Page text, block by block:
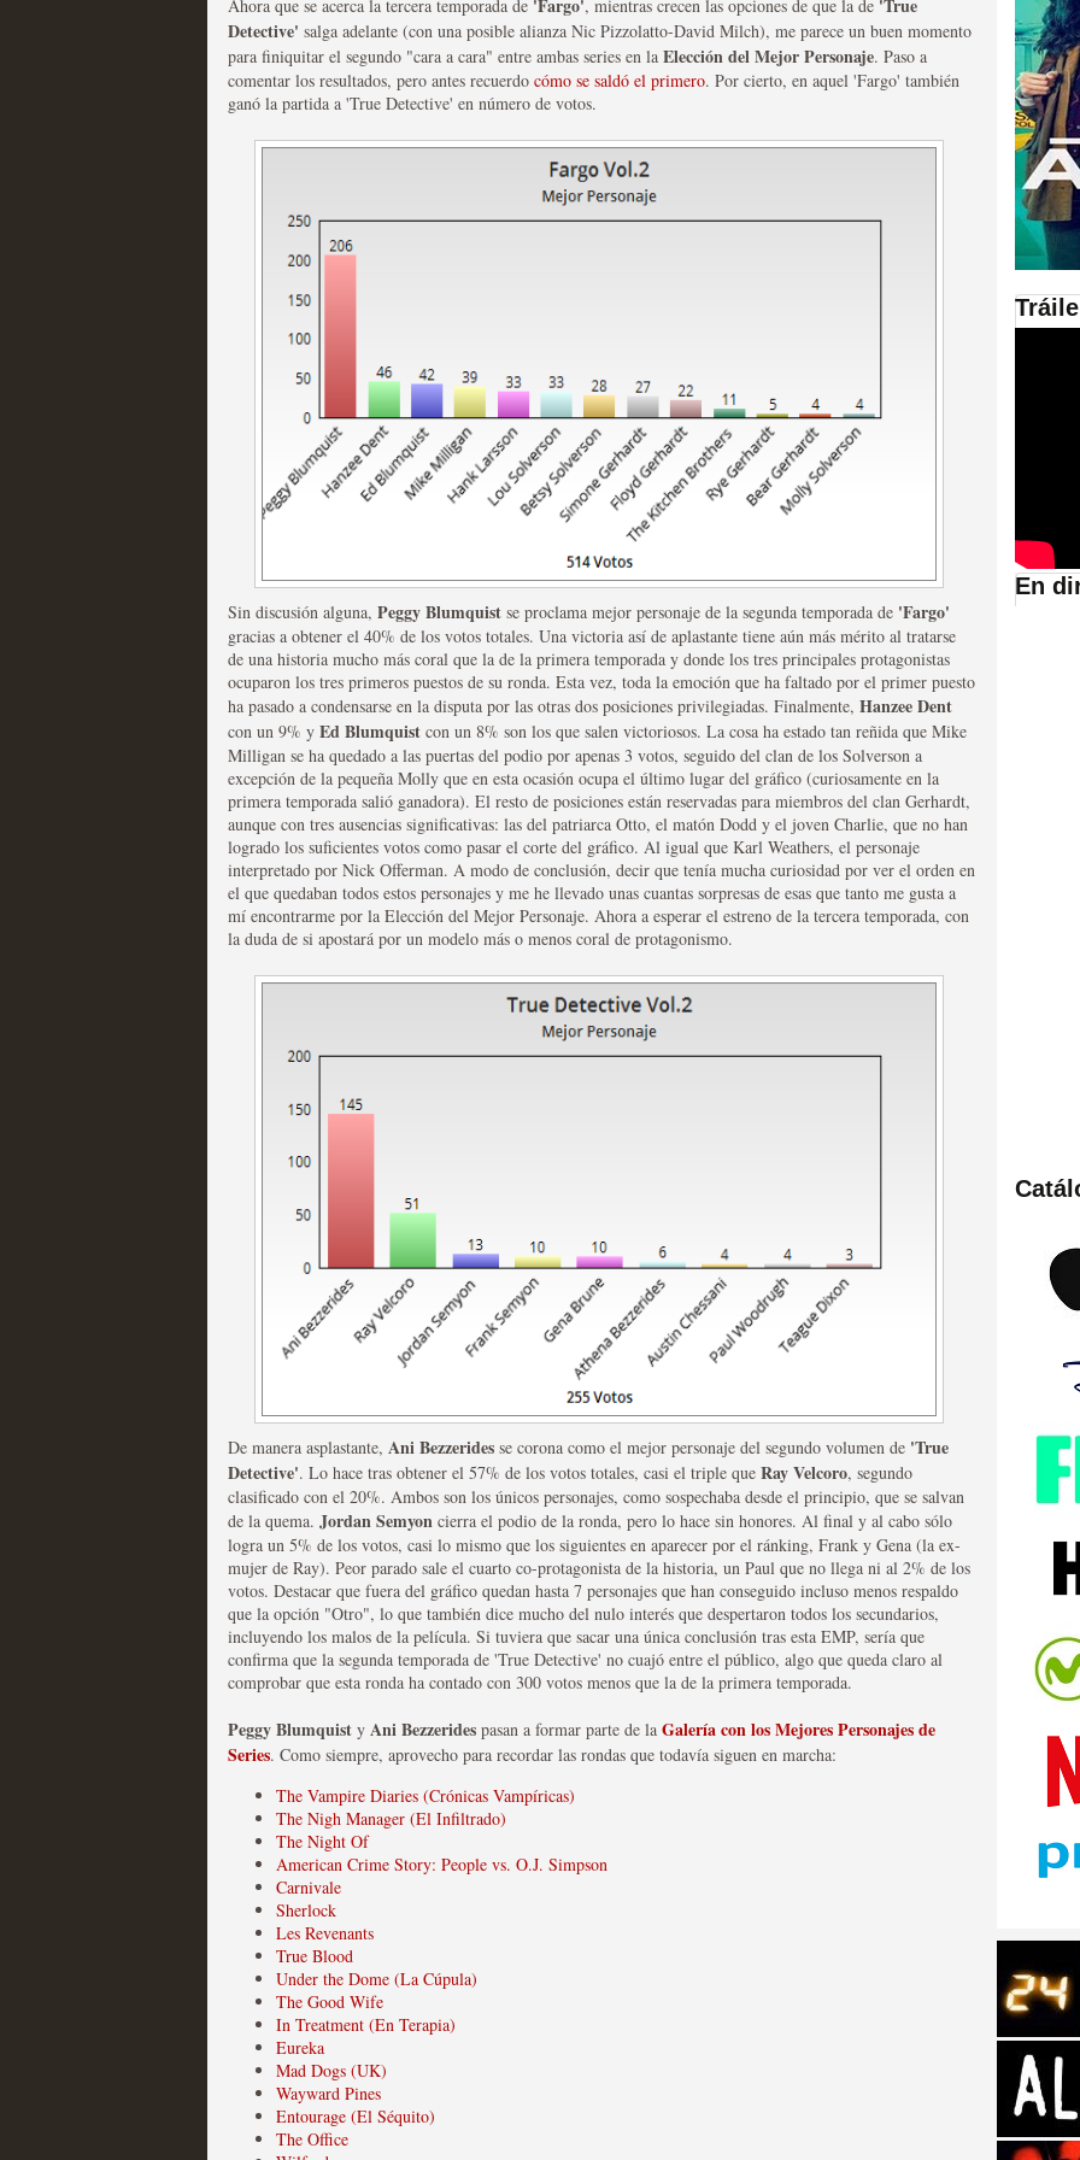
Las series disponibles en las plataformas SVOD
tienen fecha de caducidad
La barrera de las 500 series al año se superará
desde Silicon Valley
MOLTISANTI
Recomendación de la semana
Mi experiencia como usuario de HBO España
MOLTISANTI
Recomendación de la semana
The Get Down o cómo acabar siendo una de las
series más caras de la historia
Fin de ciclo para las series de viajes en el tiempo
Recomendación de la semana
Taboo es otra miniserie británica que no es
miniserie
MOLTISANTI
Recomendación de la semana
Las temporadas de pilotos de Amazon
MOLTISANTI
Recomendación de la semana
Galería con los Mejores Personajes de Series de
Televisión
MOLTISANTI
Ahora que se acerca la tercera temporada de 'Fargo', mientras crecen las opciones de que la de 'True
Detective' salga adelante (con una posible alianza Nic Pizzolatto-David Milch), me parece un buen momento
para finiquitar el segundo "cara a cara" entre ambas series en la Elección del Mejor Personaje. Paso a
comentar los resultados, pero antes recuerdo cómo se saldó el primero. Por cierto, en aquel 'Fargo' también
ganó la partida a 'True Detective' en número de votos.
Sin discusión alguna, Peggy Blumquist se proclama mejor personaje de la segunda temporada de 'Fargo'
gracias a obtener el 40% de los votos totales. Una victoria así de aplastante tiene aún más mérito al tratarse
de una historia mucho más coral que la de la primera temporada y donde los tres principales protagonistas
ocuparon los tres primeros puestos de su ronda. Esta vez, toda la emoción que ha faltado por el primer puesto
ha pasado a condensarse en la disputa por las otras dos posiciones privilegiadas. Finalmente, Hanzee Dent
con un 9% y Ed Blumquist con un 8% son los que salen victoriosos. La cosa ha estado tan reñida que Mike
Milligan se ha quedado a las puertas del podio por apenas 3 votos, seguido del clan de los Solverson a
excepción de la pequeña Molly que en esta ocasión ocupa el último lugar del gráfico (curiosamente en la
primera temporada salió ganadora). El resto de posiciones están reservadas para miembros del clan Gerhardt,
aunque con tres ausencias significativas: las del patriarca Otto, el matón Dodd y el joven Charlie, que no han
logrado los suficientes votos como pasar el corte del gráfico. Al igual que Karl Weathers, el personaje
interpretado por Nick Offerman. A modo de conclusión, decir que tenía mucha curiosidad por ver el orden en
el que quedaban todos estos personajes y me he llevado unas cuantas sorpresas de esas que tanto me gusta a
mí encontrarme por la Elección del Mejor Personaje. Ahora a esperar el estreno de la tercera temporada, con
la duda de si apostará por un modelo más o menos coral de protagonismo.
De manera asplastante, Ani Bezzerides se corona como el mejor personaje del segundo volumen de 'True
Detective'. Lo hace tras obtener el 57% de los votos totales, casi el triple que Ray Velcoro, segundo
clasificado con el 20%. Ambos son los únicos personajes, como sospechaba desde el principio, que se salvan
de la quema. Jordan Semyon cierra el podio de la ronda, pero lo hace sin honores. Al final y al cabo sólo
logra un 5% de los votos, casi lo mismo que los siguientes en aparecer por el ránking, Frank y Gena (la ex-
mujer de Ray). Peor parado sale el cuarto co-protagonista de la historia, un Paul que no llega ni al 2% de los
votos. Destacar que fuera del gráfico quedan hasta 7 personajes que han conseguido incluso menos respaldo
que la opción "Otro", lo que también dice mucho del nulo interés que despertaron todos los secundarios,
incluyendo los malos de la película. Si tuviera que sacar una única conclusión tras esta EMP, sería que
confirma que la segunda temporada de 'True Detective' no cuajó entre el público, algo que queda claro al
comprobar que esta ronda ha contado con 300 votos menos que la de la primera temporada.
Peggy Blumquist y Ani Bezzerides pasan a formar parte de la Galería con los Mejores Personajes de
Series. Como siempre, aprovecho para recordar las rondas que todavía siguen en marcha:
The Vampire Diaries (Crónicas Vampíricas)
The Nigh Manager (El Infiltrado)
The Night Of
American Crime Story: People vs. O.J. Simpson
Carnivale
Sherlock
Les Revenants
True Blood
Under the Dome (La Cúpula)
The Good Wife
In Treatment (En Terapia)
Eureka
Mad Dogs (UK)
Wayward Pines
Entourage (El Séquito)
The Office
En